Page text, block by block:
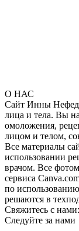
О НАС
Сайт Инны
лица и тела. Вы
омоложения,
лицом и телом,
Все материалы
использовании
врачом. Все
сервиса
по
решаются в
Свяжитесь с нами:
Следуйте за нами